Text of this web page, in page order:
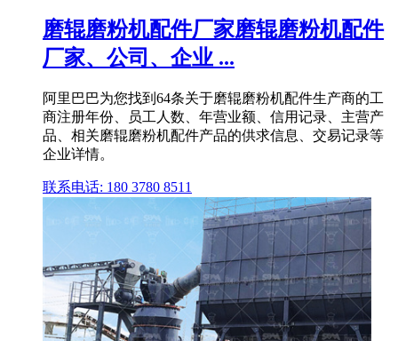
磨辊磨粉机配件厂家磨辊磨粉机配件
厂家、公司、企业 ...
阿里巴巴为您找到64条关于磨辊磨粉机配件生产商的工
商注册年份、员工人数、年营业额、信用记录、主营产
品、相关磨辊磨粉机配件产品的供求信息、交易记录等
企业详情。
联系电话: 180 3780 8511